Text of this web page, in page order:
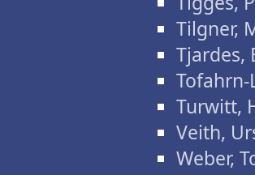
Tilgner,
Tjardes,
Tofahrn-
Turwitt,
Veith,
Weber,